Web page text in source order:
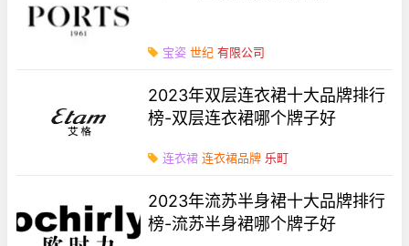
宝姿 世纪 有限公司
2023年双层连衣裙十大品牌排行
榜-双层连衣裙哪个牌子好
连衣裙 连衣裙品牌 乐町
2023年流苏半身裙十大品牌排行
榜-流苏半身裙哪个牌子好